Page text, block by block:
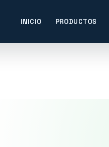
INICIO PRODUCTOS